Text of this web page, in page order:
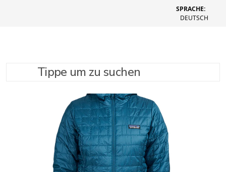
SPRACHE:
DEUTSCH
Tippe um zu suchen